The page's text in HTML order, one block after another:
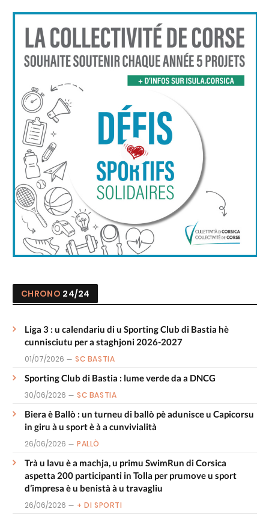
CHRONO 24/24
Liga 3 : u calendariu di u Sporting Club di Bastia hè
cunnisciutu per a staghjoni 2026-2027
01/07/2026 SC BASTIA
Sporting Club di Bastia : lume verde da a DNCG
30/06/2026 SC BASTIA
Biera è Ballò : un turneu di ballò pè adunisce u Capicorsu
in giru à u sport è à a cunvivialità
26/06/2026 PALLÒ
Trà u lavu è a machja, u primu SwimRun di Corsica
aspetta 200 participanti in Tolla per prumove u sport
d’impresa è u benistà à u travagliu
26/06/2026 + DI SPORTI